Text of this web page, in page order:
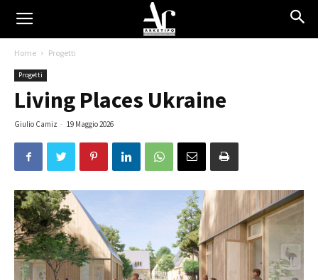
Home Progetti
Progetti
Living Places Ukraine
Giulio Camiz - 19 Maggio 2026